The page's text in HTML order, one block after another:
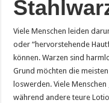
Viele Menschen leiden
oder “hervorstehende
können. Warzen sind
Grund möchten die
loswerden. Viele
während andere teure